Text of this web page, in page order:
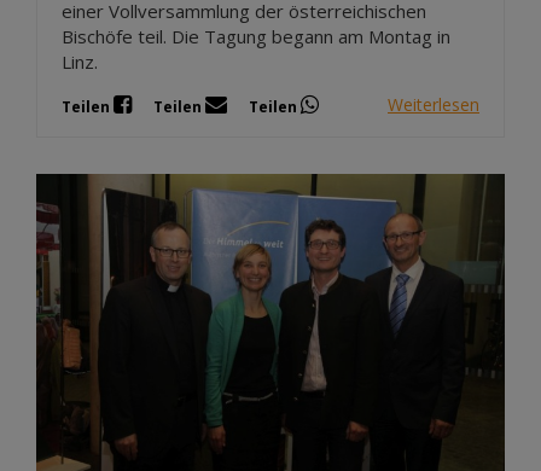
einer Vollversammlung der österreichischen
Bischöfe teil. Die Tagung begann am Montag in
Linz.
Teilen Teilen Teilen Weiterlesen